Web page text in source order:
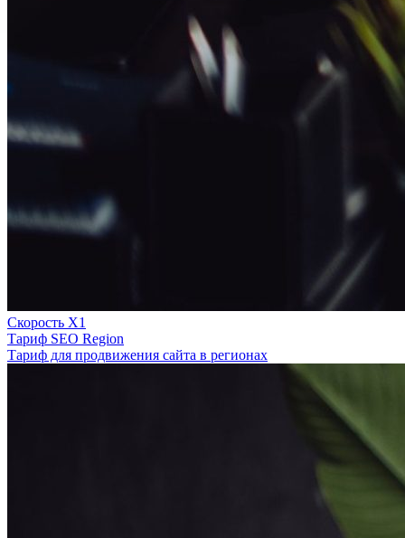
Скорость Х1
Тариф SEO Region
Тариф для продвижения сайта в регионах